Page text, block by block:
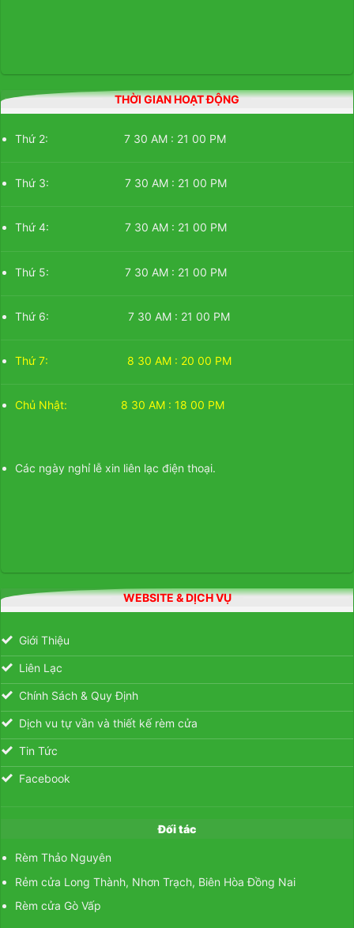
THỜI GIAN HOẠT ĐỘNG
Thứ 2: 7 30 AM : 21 00 PM
Thứ 3: 7 30 AM : 21 00 PM
Thứ 4: 7 30 AM : 21 00 PM
Thứ 5: 7 30 AM : 21 00 PM
Thứ 6: 7 30 AM : 21 00 PM
Thứ 7: 8 30 AM : 20 00 PM
Chủ Nhật: 8 30 AM : 18 00 PM
Các ngày nghỉ lễ xin liên lạc điện thoại.
WEBSITE & DỊCH VỤ
Giới Thiệu
Liên Lạc
Chính Sách & Quy Định
Dịch vu tự vần và thiết kế rèm cửa
Tin Tức
Facebook
Đối tác
Rèm Thảo Nguyên
Rẻm cửa Long Thành, Nhơn Trạch, Biên Hòa Đồng Nai
Rèm cửa Gò Vấp